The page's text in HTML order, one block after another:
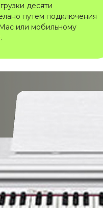
десяти
путем подключения
или мобильному